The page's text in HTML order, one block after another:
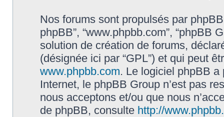
Nos forums sont propulsés par phpBB
phpBB”, “www.phpbb.com”, “phpBB
solution de création de forums,
(désignée ici par “GPL”) et qui peut
www.phpbb.com. Le logiciel phpBB
Internet, le phpBB Group n’est pas
nous acceptons et/ou que nous
de phpBB, consulte http://